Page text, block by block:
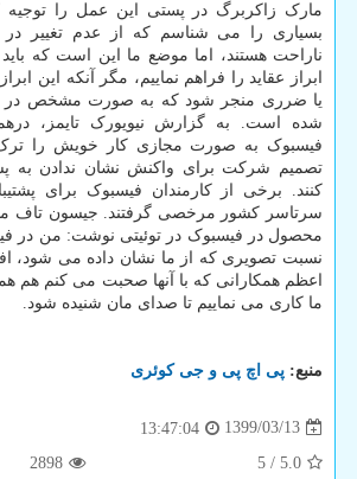
مارک زاکربرگ در پستی این عمل را توجیه
بسیاری را می شناسم که از عدم تغییر
ناراحت هستند، اما موضع ما این است که
ابراز عقاید را فراهم نماییم، مگر آنکه این
یا ضرری منجر شود که به صورت مشخص در
شده است. به گزارش نیویورک تایمز،
فیسبوک به صورت مجازی کار خویش را ترک
تصمیم شرکت برای واکنش نشان ندادن به
کنند. برخی از کارمندان فیسبوک برای
سرتاسر کشور مرخصی گرفتند. جیسون تاف
محصول در فیسبوک در توئیتی نوشت: من در
نسبت تصویری که از ما نشان داده می شود،
اعظم همکارانی که با آنها صحبت می کنم هم
ما کاری می نماییم تا صدای مان شنیده شود.
منبع: پی اچ پی و جی كوئری
1399/03/13
13:47:04
5.0
/
5
2898